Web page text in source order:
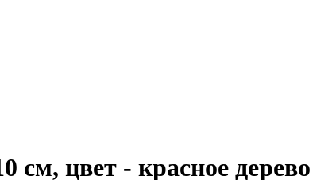
цвет - красное дерево